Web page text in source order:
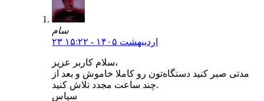
سام
۲۳ اردیبهشت ۱۴۰۵ - ۱۵:۲۲
سلام کاربر عزیز،
مدتی صبر کنید دستگاه‌تون رو کاملا خاموش و بعد از
چند ساعت مجدد تلاش کنید.
سپاس